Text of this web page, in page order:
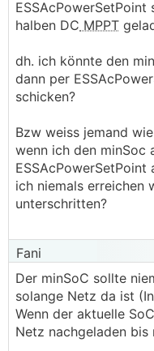
halben DC MPPT
dh. ich könnte den
dann per
schicken?
Bzw weiss jemand
wenn ich den minSoc
ich niemals erreichen
unterschritten?
Fani
Der minSoC sollte
solange Netz da ist
Wenn der aktuelle
Netz nachgeladen